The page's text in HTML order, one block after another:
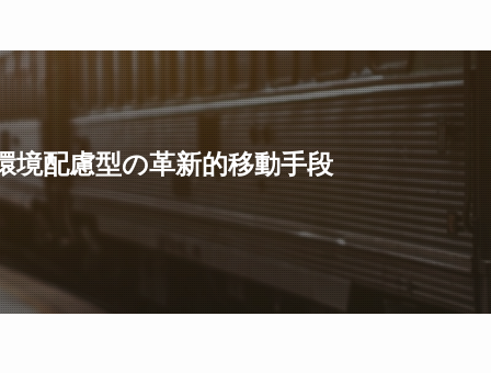
境配慮型の革新的移動手段